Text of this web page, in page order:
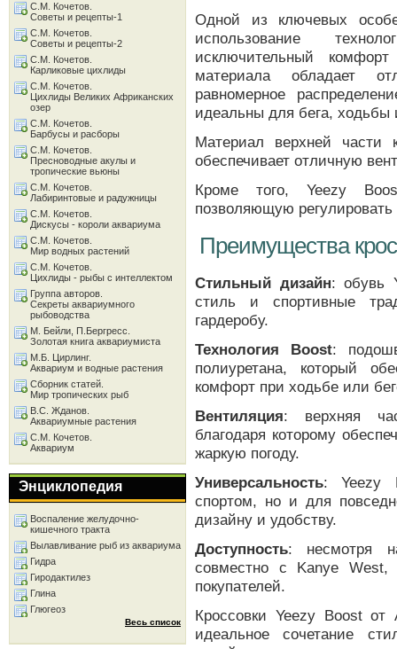
Одной из ключевых
использование
исключительный
материала обладает
равномерное
идеальны для бега, ходьбы
Материал верхней части
обеспечивает отличную
Кроме того, Yeezy
позволяющую регулировать
Преимущества
Стильный дизайн: обувь
стиль и спортивные
гардеробу.
Технология Boost:
полиуретана, который
комфорт при ходьбе или
Вентиляция: верхняя
благодаря которому
жаркую погоду.
Универсальность: Yeezy
спортом, но и для
дизайну и удобству.
Доступность: несмотря
совместно с Kanye
покупателей.
Кроссовки Yeezy Boost
идеальное сочетание
С.М. Кочетов.
Советы и рецепты-1
С.М. Кочетов.
Советы и рецепты-2
С.М. Кочетов.
Карликовые цихлиды
С.М. Кочетов.
Цихлиды Великих Африканских
озер
С.М. Кочетов.
Барбусы и расборы
С.М. Кочетов.
Пресноводные акулы и
тропические вьюны
С.М. Кочетов.
Лабиринтовые и радужницы
С.М. Кочетов.
Дискусы - короли аквариума
С.М. Кочетов.
Мир водных растений
С.М. Кочетов.
Цихлиды - рыбы с интеллектом
Группа авторов.
Секреты аквариумного
рыбоводства
М. Бейли, П.Бергресс.
Золотая книга аквариумиста
М.Б. Цирлинг.
Аквариум и водные растения
Сборник статей.
Мир тропических рыб
В.С. Жданов.
Аквариумные растения
С.М. Кочетов.
Аквариум
Энциклопедия
Воспаление желудочно-
кишечного тракта
Вылавливание рыб из аквариума
Гидра
Гиродактилез
Глина
Глюгеоз
Весь список